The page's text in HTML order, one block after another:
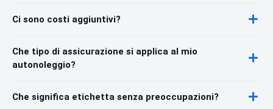
Ci sono costi aggiuntivi?
Che tipo di assicurazione si applica al mio
autonoleggio?
Che significa etichetta senza preoccupazioni?